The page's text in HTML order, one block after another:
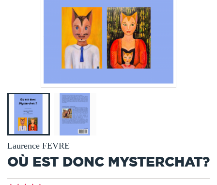
Laurence FEVRE
OÙ EST DONC MYSTERCHAT?